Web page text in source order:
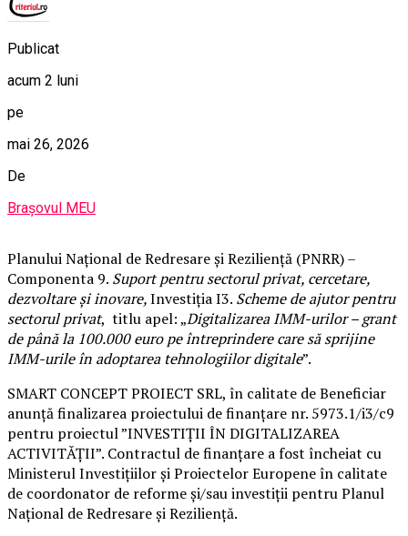
Publicat
acum 2 luni
pe
mai 26, 2026
De
Brașovul MEU
Planului Național de Redresare și Reziliență (PNRR) –
Componenta 9. Suport pentru sectorul privat, cercetare,
dezvoltare și inovare,Investiția I3. Scheme de ajutor pentru
sectorul privat, titlu apel: „Digitalizarea IMM-urilor – grant
de până la 100.000 euro pe întreprindere care să sprijine
IMM-urile în adoptarea tehnologiilor digitale”.
SMART CONCEPT PROIECT SRL, în calitate de Beneficiar
anunță finalizarea proiectului de finanțare nr. 5973.1/i3/c9
pentru proiectul ”INVESTIȚII ÎN DIGITALIZAREA
ACTIVITĂȚII”. Contractul de finanțare a fost încheiat cu
Ministerul Investițiilor și Proiectelor Europene în calitate
de coordonator de reforme și/sau investiții pentru Planul
Național de Redresare și Reziliență.